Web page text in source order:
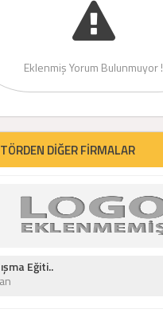
Eklenmiş Yorum Bulunmuyor !
DİĞER FİRMALAR
Eğiti..